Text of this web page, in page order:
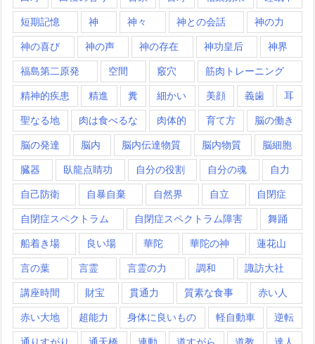
短期記憶 神 神々 神との会話 神の力
神の喜び 神の声 神の存在 神功皇后 神界
福島第二原発 空間 竅穴 筋肉トレーニング
精神的疾患 精進 糞 細かい 美顔 義歯 耳
聖なる地 肉は食べるな 肉体的 育て方 脳の働き
脳の発達 脳内 脳内伝達物質 脳内物質 脳細胞
臓器 臥龍点睛功 自分の役割 自分の魂 自力
自己防衛 自暴自棄 自然界 自立 自閉症
自閉症スペクトラム 自閉症スペクトラム障害 舞踊
船着き場 良い場 華陀 華陀の神 蓮花山
言の葉 言霊 言霊の力 調和 諏訪大社
講座時間 財宝 貫通力 質素な食事 赤い人
赤い大地 超能力 身体に良いもの 軽自動車 逆転
通りすがり 通天橋 連動 道すがら 道教 達人